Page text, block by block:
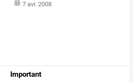
7 avr. 2008
Important